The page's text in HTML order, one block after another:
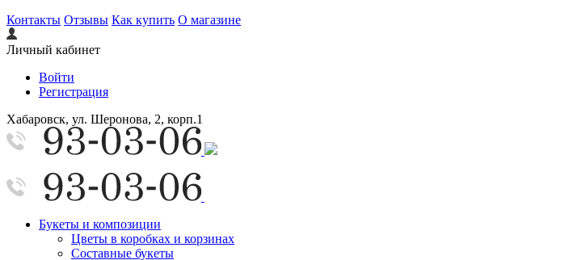
Контакты Отзывы Как купить О магазине
Личный кабинет
Войти
Регистрация
Хабаровск, ул. Шеронова, 2, корп.1
Букеты и композиции
Цветы в коробках и корзинах
Составные букеты